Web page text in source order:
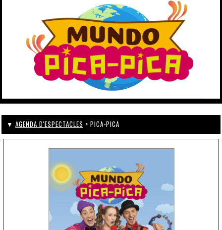
▼ AGENDA D'ESPECTACLES > PICA-PICA